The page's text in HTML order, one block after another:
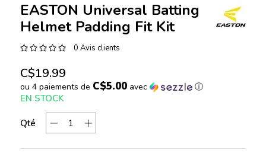
EASTON Universal Batting
Helmet Padding Fit Kit
0 Avis clients
C$19.99
ou 4 paiements de C$5.00avec ⓘ
EN STOCK
Qté